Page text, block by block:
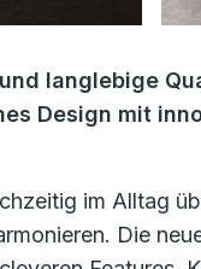
langlebige
Design mit
im Alltag
Die